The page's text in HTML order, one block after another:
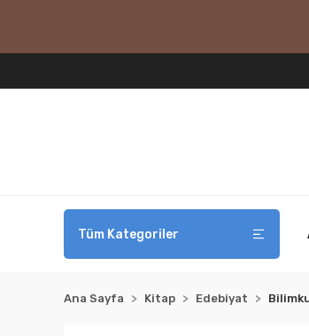
Tüm Kategoriler
Ana Sayfa Kitap Edebiyat